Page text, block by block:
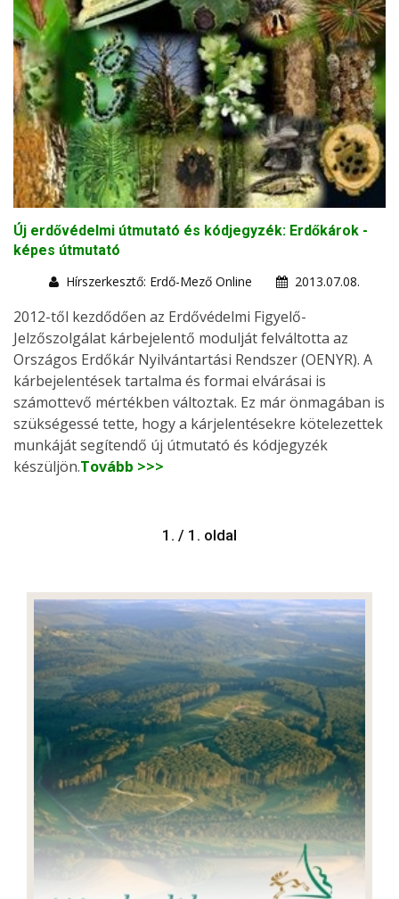
Új erdővédelmi útmutató és kódjegyzék: Erdőkárok -
képes útmutató
Hírszerkesztő: Erdő-Mező Online
2013.07.08.
2012-től kezdődően az Erdővédelmi Figyelő-
Jelzőszolgálat kárbejelentő modulját felváltotta az
Országos Erdőkár Nyilvántartási Rendszer (OENYR). A
kárbejelentések tartalma és formai elvárásai is
számottevő mértékben változtak. Ez már önmagában is
szükségessé tette, hogy a kárjelentésekre kötelezettek
munkáját segítendő új útmutató és kódjegyzék
készüljön.Tovább >>>
1. / 1. oldal